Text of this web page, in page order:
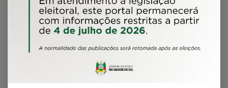
IMPRIMIR
Ocupação do território
A origem da ocupação do território rio-
grandense explica, em parte, as diferenças de
distribuição da população